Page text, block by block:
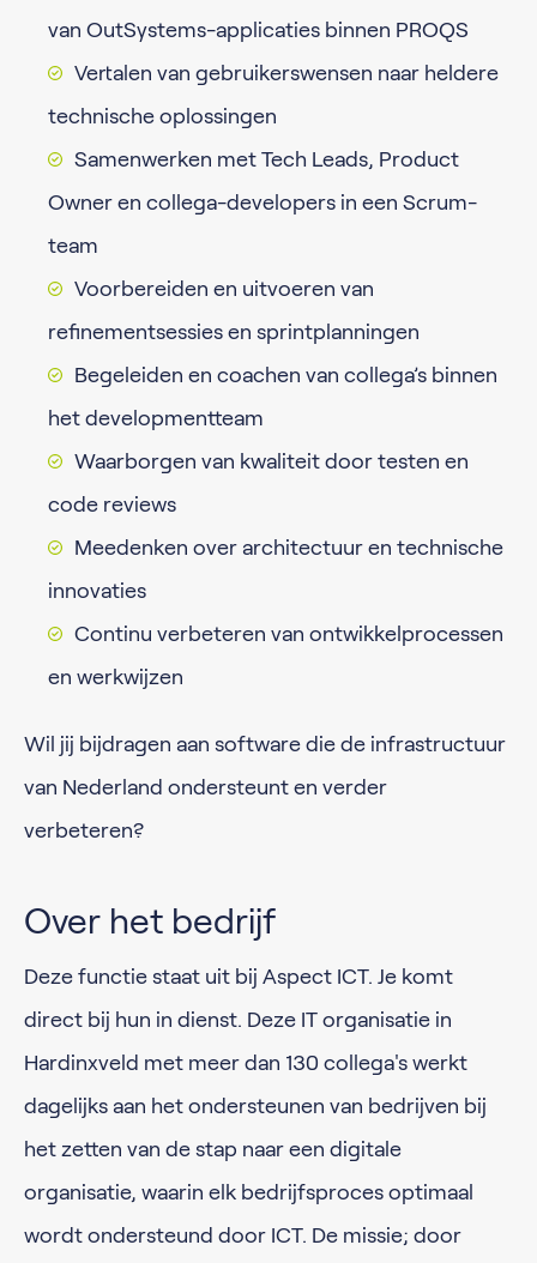
van OutSystems-applicaties binnen PROQS
Vertalen van gebruikerswensen naar heldere
technische oplossingen
Samenwerken met Tech Leads, Product
Owner en collega-developers in een Scrum-
team
Voorbereiden en uitvoeren van
refinementsessies en sprintplanningen
Begeleiden en coachen van collega’s binnen
het developmentteam
Waarborgen van kwaliteit door testen en
code reviews
Meedenken over architectuur en technische
innovaties
Continu verbeteren van ontwikkelprocessen
en werkwijzen
Wil jij bijdragen aan software die de infrastructuur
van Nederland ondersteunt en verder
verbeteren?
Over het bedrijf
Deze functie staat uit bij Aspect ICT. Je komt
direct bij hun in dienst. Deze IT organisatie in
Hardinxveld met meer dan 130 collega's werkt
dagelijks aan het ondersteunen van bedrijven bij
het zetten van de stap naar een digitale
organisatie, waarin elk bedrijfsproces optimaal
wordt ondersteund door ICT. De missie; door